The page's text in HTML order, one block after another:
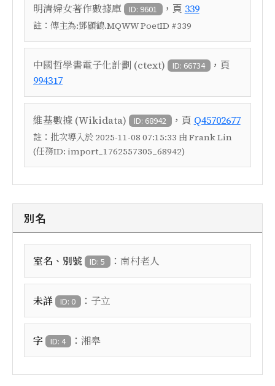
明清婦女著作數據庫 ID: 9601 ，頁 339
註： 傳主為:鄧顯鶴.MQWW PoetID #339
中國哲學書電子化計劃 (ctext) ID: 66734 ，頁
994317
維基數據 (Wikidata) ID: 68942 ，頁 Q45702677
註： 批次導入於 2025-11-08 07:15:33 由 Frank Lin
(任務ID: import_1762557305_68942)
別名
室名、別號 ID: 5 ： 南村老人
未詳 ID: 0 ： 子立
字 ID: 4 ： 湘皋